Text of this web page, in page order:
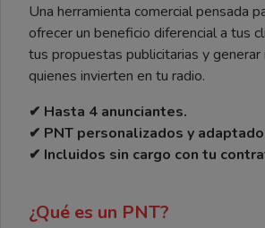
Una herramienta comercial pensada
ofrecer un beneficio diferencial a tus
tus propuestas publicitarias y generar
quienes invierten en tu radio.
✔ Hasta 4 anunciantes.
✔ PNT personalizados y
✔ Incluidos sin cargo con tu
¿Qué es un PNT?